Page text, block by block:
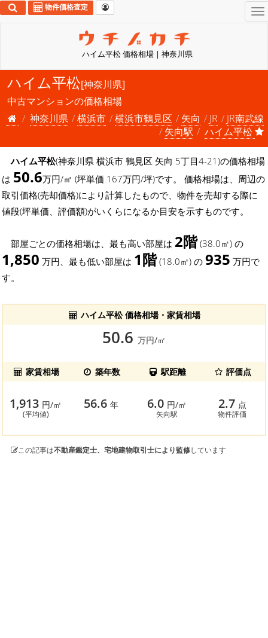
ハイム平松 価格相場 | 神奈川県
物件価格査定
ハイム平松[神奈川県]
中古マンションの価格相場
神奈川県
横浜市 横浜市鶴見区 矢向 JR
JR南武線
矢向駅
ハイム平松
ハイム平松(神奈川県 横浜市 鶴見区 矢向 5丁目4-21)の価格相場
は 50.6万円/㎡ (坪単価 167万円/坪)です。 価格相場は、周辺の
取引価格(売却価格)により計算したもので、物件を売却する際に
値段(坪単価、評価額)がいくらになるか目安を示すものです。
部屋ごとの価格相場は、最も高い部屋は 2階(38.0㎡) の
1,850 万円、最も低い部屋は 1階(18.0㎡) の 935 万円で
す。
ハイム平松 価格相場・家賃相場
50.6 万円/㎡
家賃相場 築年数 駅距離 評価点
1,913 円/㎡
(平均値)
56.6年 6.0 円/㎡
矢向駅
2.7 点
物件評価
この記事は不動産鑑定士、宅地建物取引士により監修しています